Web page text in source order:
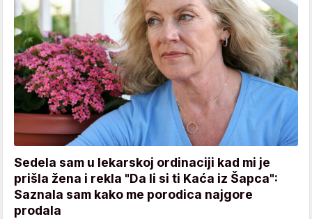
Sedela sam u lekarskoj ordinaciji kad mi je
prišla žena i rekla "Da li si ti Kaća iz Šapca":
Saznala sam kako me porodica najgore
prodala